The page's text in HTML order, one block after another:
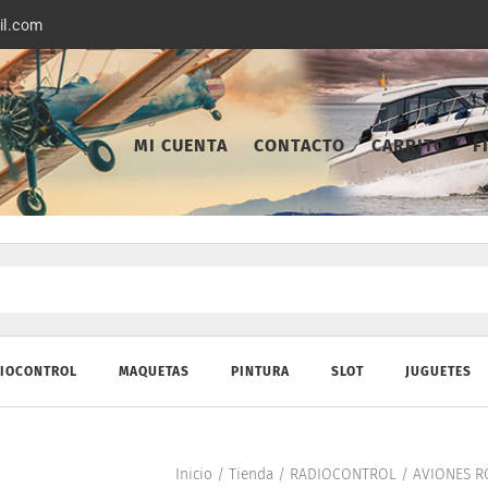
MI CUENTA CONTACTO CARRITO
MAQUETAS PINTURA SLOT JUGUETES
Inicio / Tienda/ RADIOCONTROL/ AVIONES